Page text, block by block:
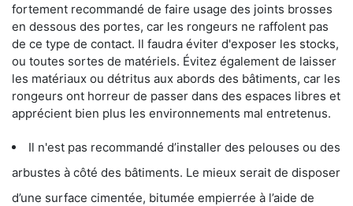
fortement recommandé de faire usage des joints brosses
en dessous des portes, car les rongeurs ne raffolent pas
de ce type de contact. Il faudra éviter d'exposer les stocks,
ou toutes sortes de matériels. Évitez également de laisser
les matériaux ou détritus aux abords des bâtiments, car les
rongeurs ont horreur de passer dans des espaces libres et
apprécient bien plus les environnements mal entretenus.
Il n'est pas recommandé d’installer des pelouses ou des
arbustes à côté des bâtiments. Le mieux serait de disposer
d’une surface cimentée, bitumée empierrée à l’aide de